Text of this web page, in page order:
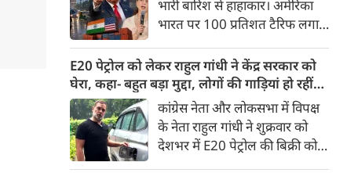
भारी बारिश से हाहाकार। अमेरिका
भारत पर 100 प्रतिशत टैरिफ लगाने
कंगना रनौत ने Gen Z को भारत की
‘सबसे बड़ी ताकत’ बताया है।
प्रयागराज में युवाओं से बात करेंगे
राहुल गांधी। बुजुर्ग पेंशनभोगियों का
केन्द्र सरकार को अल्टीमेटम। 8
अगस्त की बड़ी खबरें :
E20 पेट्रोल को लेकर राहुल गांधी ने केंद्र सरकार को
घेरा, कहा- बहुत बड़ा मुद्दा, लोगों की गाड़ियां हो रहीं
खराब, BJP ने बताया खराब पटकथा
कांग्रेस नेता और लोकसभा में विपक्ष
के नेता राहुल गांधी ने शुक्रवार को
देशभर में E20 पेट्रोल की बिक्री को